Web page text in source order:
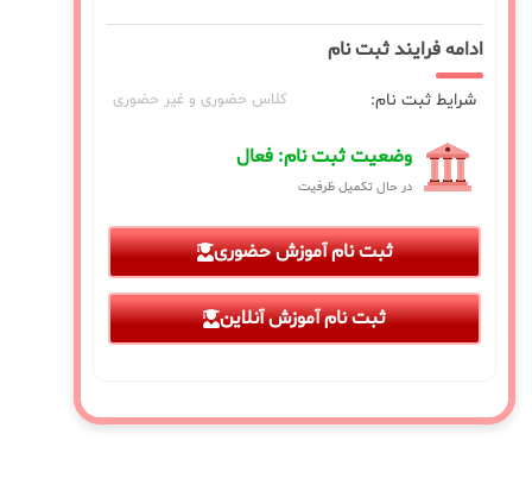
ادامه فرایند ثبت نام
شرایط ثبت نام: کلاس حضوری و غیر حضوری
وضعیت ثبت نام: فعال
در حال تکمیل ظرفیت
ثبت نام آموزش حضوری
ثبت نام آموزش آنلاین